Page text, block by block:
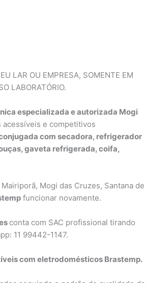
LAR OU EMPRESA, SOMENTE EM
LABORATÓRIO.
especializada e autorizada Mogi
e competitivos
com secadora, refrigerador
gaveta refrigerada, coifa,
Mogi das Cruzes, Santana de
funcionar novamente.
conta com SAC profissional tirando
11 99442-1147.
com eletrodomésticos Brastemp.